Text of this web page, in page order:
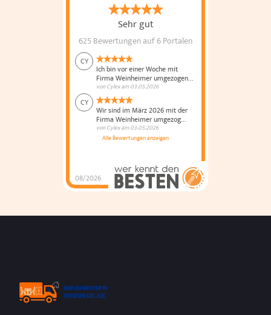
Sehr gut
625 Bewertungenauf 6 Portalen
08/2026
CY
Ich bin vor einer Woche mit
Firma Weinheimer umgezogen...
vonCylexam03.05.2026
CY
Wir sind im März 2026 mit der
Firma Weinheimer umgezog...
vonCylexam03.05.2026
Alle Bewertungen anzeigen
Weinheimer Umzüge
und Küchenmontage